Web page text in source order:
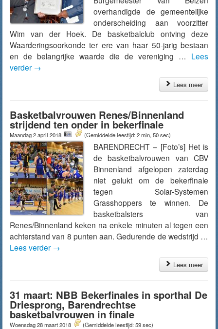
overhandigde de gemeentelijke
onderscheiding aan voorzitter
Wim van der Hoek. De basketbalclub ontving deze
Waarderingsoorkonde ter ere van haar 50-jarig bestaan
en de belangrijke waarde die de vereniging … Lees
verder →
Lees meer
Basketbalvrouwen Renes/Binnenland
strijdend ten onder in bekerfinale
Maandag 2 april 2018 (Gemiddelde leestijd: 2 min, 50 sec)
BARENDRECHT – [Foto’s] Het is
de basketbalvrouwen van CBV
Binnenland afgelopen zaterdag
niet gelukt om de bekerfinale
tegen Solar-Systemen
Grasshoppers te winnen. De
basketbalsters van
Renes/Binnenland keken na enkele minuten al tegen een
achterstand van 8 punten aan. Gedurende de wedstrijd …
Lees verder →
Lees meer
31 maart: NBB Bekerfinales in sporthal De
Driesprong, Barendrechtse
basketbalvrouwen in finale
Woensdag 28 maart 2018 (Gemiddelde leestijd: 59 sec)